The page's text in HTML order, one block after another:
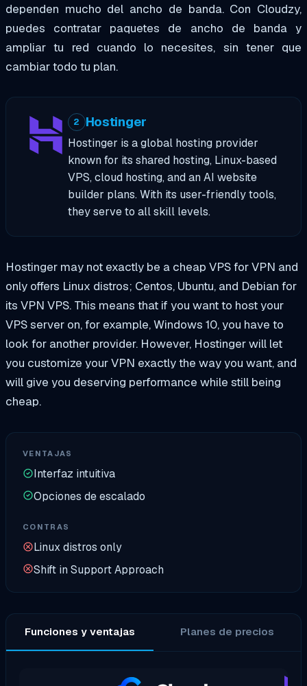
dependen mucho del ancho de banda. Con Cloudzy,
puedes contratar paquetes de ancho de banda y
ampliar tu red cuando lo necesites, sin tener que
cambiar todo tu plan.
2 Hostinger
Hostinger is a global hosting provider
known for its shared hosting, Linux-based
VPS, cloud hosting, and an AI website
builder plans. With its user-friendly tools,
they serve to all skill levels.
Hostinger may not exactly be a cheap VPS for VPN and
only offers Linux distros; Centos, Ubuntu, and Debian for
its VPN VPS. This means that if you want to host your
VPS server on, for example, Windows 10, you have to
look for another provider. However, Hostinger will let
you customize your VPN exactly the way you want, and
will give you deserving performance while still being
cheap.
VENTAJAS
Interfaz intuitiva
Opciones de escalado
CONTRAS
Linux distros only
Shift in Support Approach
Funciones y ventajas Planes de precios